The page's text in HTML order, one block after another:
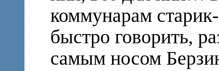
коммунарам
быстро говорить,
самым носом